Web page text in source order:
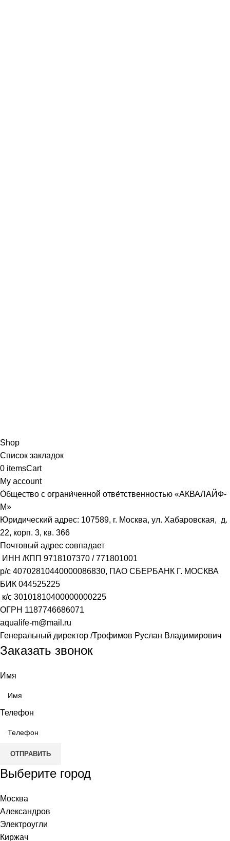
Shop
Список закладок
0 itemsCart
My account
О́бщество с ограни́ченной отве́тственностью «АКВАЛАЙФ-
М»
Юридический адрес: 107589, г. Москва, ул. Хабаровская, д.
22, корп. 3, кв. 366
Почтовый адрес совпадает
ИНН /КПП 9718107370 /771801001
р/с 40702810440000086830, ПАО СБЕРБАНК Г. МОСКВА
БИК 044525225
к/с 30101810400000000225
ОГРН 1187746686071
aqualife-m@mail.ru
Генеральный директор /Трофимов Руслан Владимирович
Заказать звонок
Имя
Телефон
ОТПРАВИТЬ
Выберите город
Москва
Александров
Электроугли
Киржач